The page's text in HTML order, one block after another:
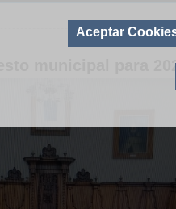
Aceptar
municipal para